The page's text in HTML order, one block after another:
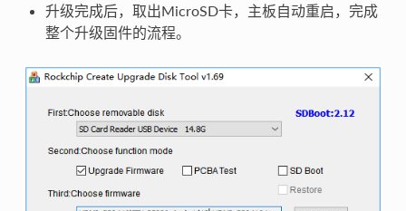
升级完成后，取出MicroSD卡，主板自动重启，完成
整个升级固件的流程。